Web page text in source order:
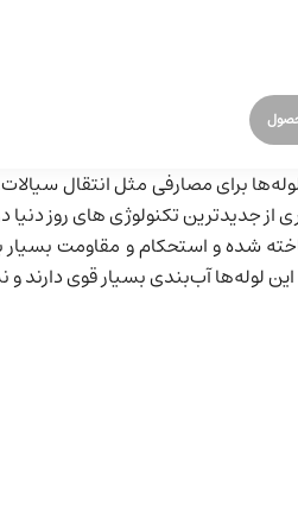
برای مصارفی مثل انتقال
از جدیدترین تکنولوژی های روز
شده و استحکام و مقاومت
لوله‌ها آب‌بندی بسیار قوی دارند